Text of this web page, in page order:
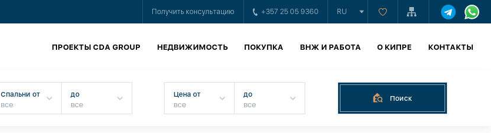
Получить консультацию +357 25 05 9360 RU
ПРОЕКТЫ CDA GROUP НЕДВИЖИМОСТЬ ПОКУПКА ВНЖ И РАБОТА О КИПРЕ КОНТАКТЫ
Спальни от до Цена от до Поиск